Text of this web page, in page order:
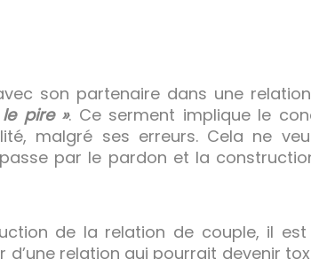
son partenaire dans une
pire ». Ce serment implique le
malgré ses erreurs. Cela ne
par le pardon et la
de la relation de couple, il
relation qui pourrait devenir